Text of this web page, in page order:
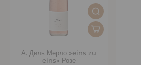
А. Диль Мерло »eins zu
eins« Розе